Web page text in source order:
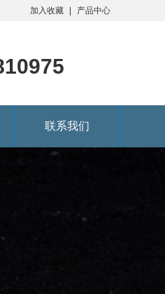
加入收藏 产品中心
联系我们